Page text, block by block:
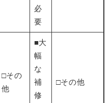
必
要
□その
他
■大
幅
な
補
修
□その他